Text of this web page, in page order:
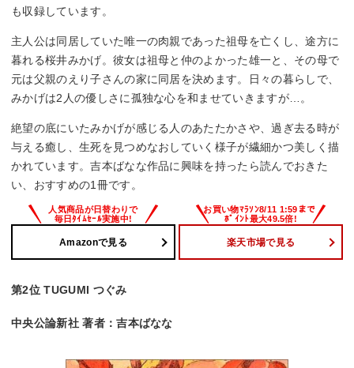
も収録しています。
主人公は同居していた唯一の肉親であった祖母を亡くし、途方に
暮れる桜井みかげ。彼女は祖母と仲のよかった雄一と、その母で
元は父親のえり子さんの家に同居を決めます。日々の暮らしで、
みかげは2人の優しさに孤独な心を和ませていきますが…。
絶望の底にいたみかげが感じる人のあたたかさや、過ぎ去る時が
与える癒し、生死を見つめなおしていく様子が繊細かつ美しく描
かれています。吉本ばなな作品に興味を持ったら読んでおきた
い、おすすめの1冊です。
Amazonで見る 楽天市場で見る
第2位 TUGUMI つぐみ
中央公論新社 著者：吉本ばなな